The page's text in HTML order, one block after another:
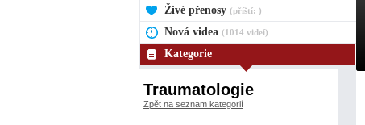
Živé přenosy (příští: )
Nová videa (1014 videí)
Kategorie
Traumatologie
Zpět na seznam kategorií